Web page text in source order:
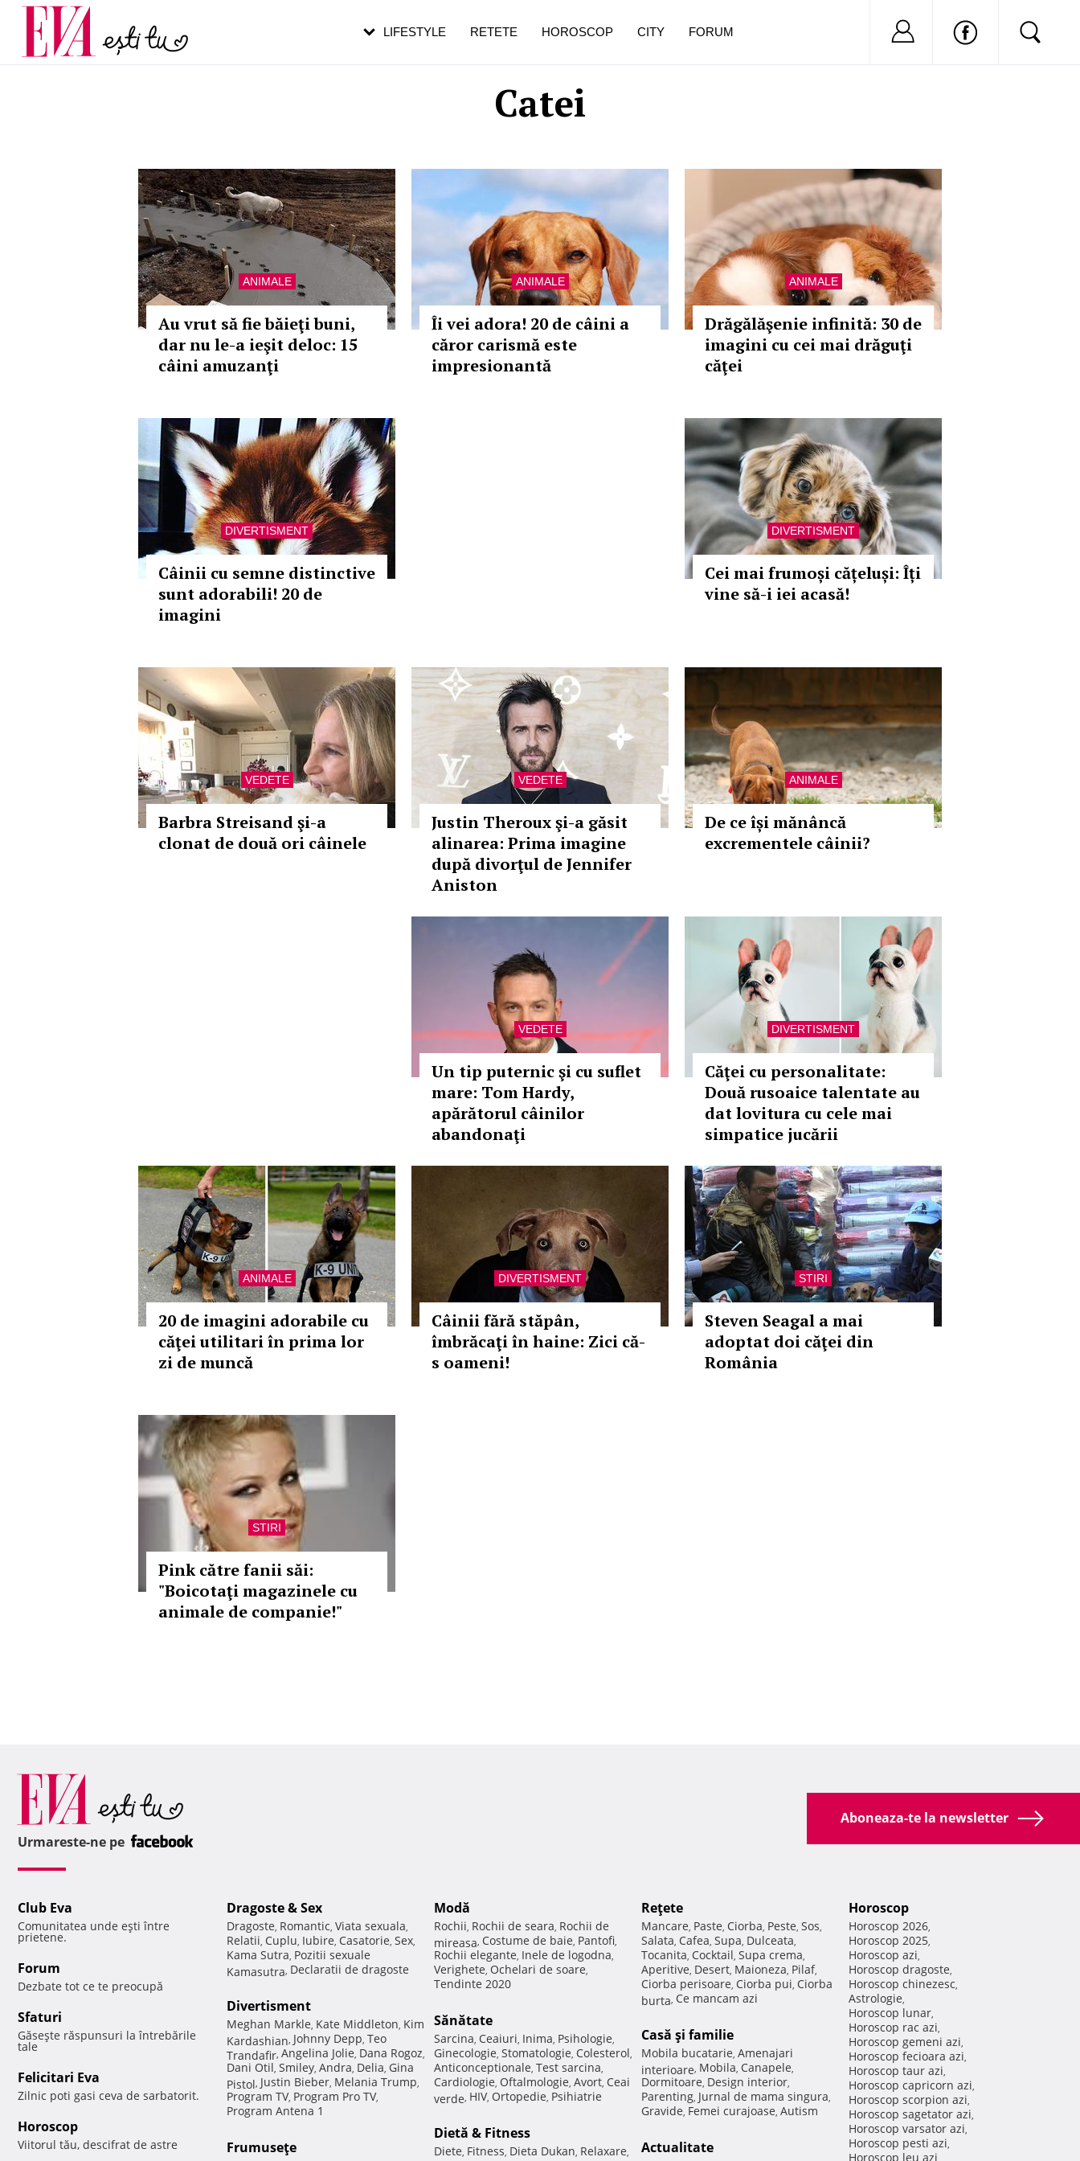
Catei
ANIMALE
Au vrut să fie băieţi buni,
dar nu le-a ieşit deloc: 15
câini amuzanţi
ANIMALE
Îi vei adora! 20 de câini a
căror carismă este
impresionantă
ANIMALE
Drăgălăşenie infinită: 30 de
imagini cu cei mai drăguţi
căţei
DIVERTISMENT
Câinii cu semne distinctive
sunt adorabili! 20 de
imagini
DIVERTISMENT
Cei mai frumoși cățeluși: Îți
vine să-i iei acasă!
VEDETE
Barbra Streisand şi-a
clonat de două ori câinele
VEDETE
Justin Theroux şi-a găsit
alinarea: Prima imagine
după divorţul de Jennifer
Aniston
ANIMALE
De ce își mănâncă
excrementele câinii?
VEDETE
Un tip puternic şi cu suflet
mare: Tom Hardy,
apărătorul câinilor
abandonaţi
DIVERTISMENT
Căţei cu personalitate:
Două rusoaice talentate au
dat lovitura cu cele mai
simpatice jucării
ANIMALE
20 de imagini adorabile cu
căţei utilitari în prima lor
zi de muncă
DIVERTISMENT
Câinii fără stăpân,
îmbrăcaţi în haine: Zici că-
s oameni!
STIRI
Steven Seagal a mai
adoptat doi căţei din
România
STIRI
Pink către fanii săi:
"Boicotaţi magazinele cu
animale de companie!"
LIFESTYLE RETETE HOROSCOP CITY FORUM Nu ai cont?
Carieră
Actualitate
pe măsură ce înaintezi în vârstă
de dureroasă este investigația
Aboneaza-te la newsletter
Urmareste-ne pe
Club Eva
Comunitatea unde eşti între
prietene.
Forum
Dezbate tot ce te preocupă
Sfaturi
Găseşte răspunsuri la întrebările
tale
Felicitari Eva
Zilnic poti gasi ceva de sarbatorit.
Horoscop
Viitorul tău, descifrat de astre
Dragoste & Sex
Dragoste, Romantic, Viata sexuala,
Relatii, Cuplu, Iubire, Casatorie, Sex,
Kama Sutra, Pozitii sexuale
Kamasutra, Declaratii de dragoste
Divertisment
Meghan Markle, Kate Middleton, Kim
Kardashian, Johnny Depp, Teo
Trandafir, Angelina Jolie, Dana Rogoz,
Dani Otil, Smiley, Andra, Delia, Gina
Pistol, Justin Bieber, Melania Trump,
Program TV, Program Pro TV,
Program Antena 1
Frumuseţe
Modă
Rochii, Rochii de seara, Rochii de
mireasa, Costume de baie, Pantofi,
Rochii elegante, Inele de logodna,
Verighete, Ochelari de soare,
Tendinte 2020
Sănătate
Sarcina, Ceaiuri, Inima, Psihologie,
Ginecologie, Stomatologie, Colesterol,
Anticonceptionale, Test sarcina,
Cardiologie, Oftalmologie, Avort, Ceai
verde, HIV, Ortopedie, Psihiatrie
Dietă & Fitness
Diete, Fitness, Dieta Dukan, Relaxare,
Reţete
Mancare, Paste, Ciorba, Peste, Sos,
Salata, Cafea, Supa, Dulceata,
Tocanita, Cocktail, Supa crema,
Aperitive, Desert, Maioneza, Pilaf,
Ciorba perisoare, Ciorba pui, Ciorba
burta, Ce mancam azi
Casă şi familie
Mobila bucatarie, Amenajari
interioare, Mobila, Canapele,
Dormitoare, Design interior,
Parenting, Jurnal de mama singura,
Gravide, Femei curajoase, Autism
Actualitate
Horoscop
Horoscop 2026,
Horoscop 2025,
Horoscop azi,
Horoscop dragoste,
Horoscop chinezesc,
Astrologie,
Horoscop lunar,
Horoscop rac azi,
Horoscop gemeni azi,
Horoscop fecioara azi,
Horoscop taur azi,
Horoscop capricorn azi,
Horoscop scorpion azi,
Horoscop sagetator azi,
Horoscop varsator azi,
Horoscop pesti azi,
Horoscop leu azi